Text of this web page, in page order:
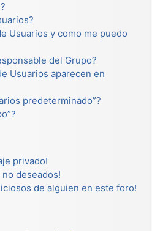
Usuarios y como me puedo
del Grupo?
Usuarios aparecen en
predeterminado”?
privado!
no deseados!
de alguien en este foro!